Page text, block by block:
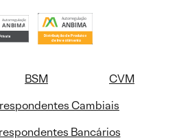
BSM
CVM
Cambiais
Bancários